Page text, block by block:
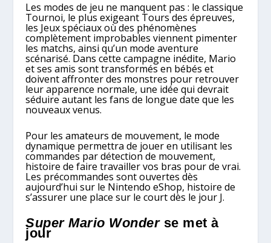
Les modes de jeu ne manquent pas : le classique
Tournoi, le plus exigeant Tours des épreuves,
les Jeux spéciaux où des phénomènes
complètement improbables viennent pimenter
les matchs, ainsi qu’un mode aventure
scénarisé. Dans cette campagne inédite, Mario
et ses amis sont transformés en bébés et
doivent affronter des monstres pour retrouver
leur apparence normale, une idée qui devrait
séduire autant les fans de longue date que les
nouveaux venus.
Pour les amateurs de mouvement, le mode
dynamique permettra de jouer en utilisant les
commandes par détection de mouvement,
histoire de faire travailler vos bras pour de vrai.
Les précommandes sont ouvertes dès
aujourd’hui sur le Nintendo eShop, histoire de
s’assurer une place sur le court dès le jour J.
Super Mario Wonderse met à
jour